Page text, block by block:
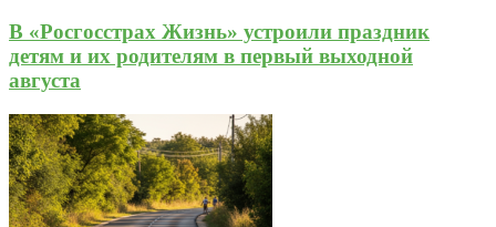
В «Росгосстрах Жизнь» устроили праздник
детям и их родителям в первый выходной
августа